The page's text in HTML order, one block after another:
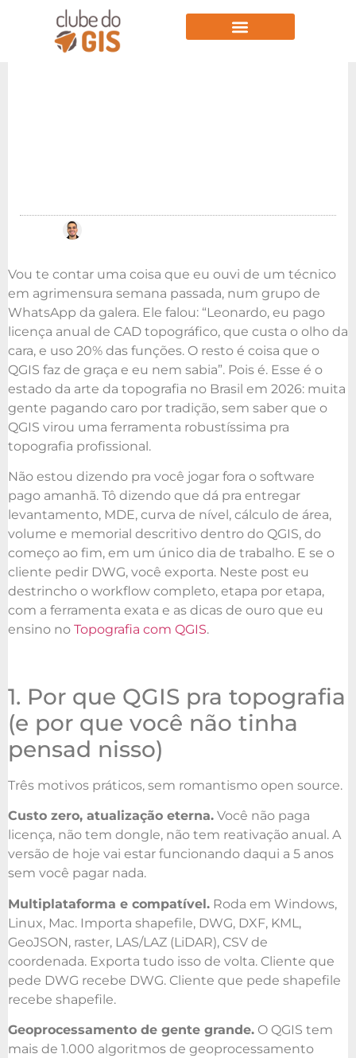
Vou te contar uma coisa que eu ouvi de um técnico
em agrimensura semana passada, num grupo de
WhatsApp da galera. Ele falou: “Leonardo, eu pago
licença anual de CAD topográfico, que custa o olho da
cara, e uso 20% das funções. O resto é coisa que o
QGIS faz de graça e eu nem sabia”. Pois é. Esse é o
estado da arte da topografia no Brasil em 2026: muita
gente pagando caro por tradição, sem saber que o
QGIS virou uma ferramenta robustíssima pra
topografia profissional.
Não estou dizendo pra você jogar fora o software
pago amanhã. Tô dizendo que dá pra entregar
levantamento, MDE, curva de nível, cálculo de área,
volume e memorial descritivo dentro do QGIS, do
começo ao fim, em um único dia de trabalho. E se o
cliente pedir DWG, você exporta. Neste post eu
destrincho o workflow completo, etapa por etapa,
com a ferramenta exata e as dicas de ouro que eu
ensino no Topografia com QGIS.
1. Por que QGIS pra topografia
(e por que você não tinha
pensad nisso)
Três motivos práticos, sem romantismo open source.
Custo zero, atualização eterna. Você não paga
licença, não tem dongle, não tem reativação anual. A
versão de hoje vai estar funcionando daqui a 5 anos
sem você pagar nada.
Multiplataforma e compatível. Roda em Windows,
Linux, Mac. Importa shapefile, DWG, DXF, KML,
GeoJSON, raster, LAS/LAZ (LiDAR), CSV de
coordenada. Exporta tudo isso de volta. Cliente que
pede DWG recebe DWG. Cliente que pede shapefile
recebe shapefile.
Geoprocessamento de gente grande. O QGIS tem
mais de 1.000 algoritmos de geoprocessamento